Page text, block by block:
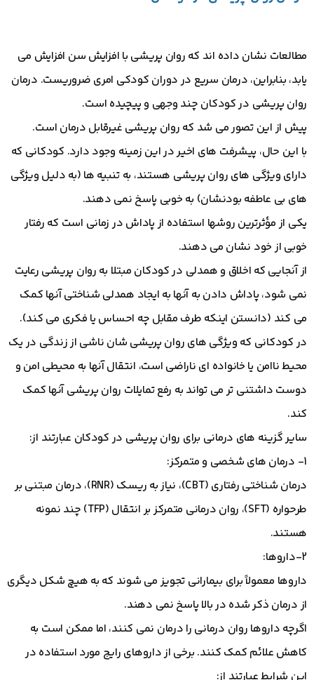
مطالعات نشان داده اند که روان پریشی با افزایش سن افزایش می
یابد، بنابراین، درمان سریع در دوران کودکی امری ضروریست. درمان
روان پریشی در کودکان چند وجهی و پیچیده است.
پیش از این تصور می شد که روان پریشی غیرقابل درمان است.
با این حال، پیشرفت های اخیر در این زمینه وجود دارد. کودکانی که
دارای ویژگی های روان پریشی هستند، به تنبیه ها (به دلیل ویژگی
های بی عاطفه بودنشان) به خوبی پاسخ نمی دهند.
یکی از مؤثرترین روشها استفاده از پاداش در زمانی است که رفتار
خوبی از خود نشان می دهند.
از آنجایی که اخلاق و همدلی در کودکان مبتلا به روان پریشی رعایت
نمی شود، پاداش دادن به آنها به ایجاد همدلی شناختی آنها کمک
می کند (دانستن اینکه طرف مقابل چه احساس یا فکری می کند).
در کودکانی که ویژگی های روان پریشی شان ناشی از زندگی در یک
محیط ناامن یا خانواده ای ناراضی است، انتقال آنها به محیطی امن و
دوست داشتنی تر می تواند به رفع تمایلات روان پریشی آنها کمک
کند.
سایر گزینه های درمانی برای روان پریشی در کودکان عبارتند از:
1- درمان های شخصی و متمرکز:
درمان شناختی رفتاری (CBT)، نیاز به ریسک (RNR)، درمان مبتنی بر
طرحواره (SFT)، روان درمانی متمرکز بر انتقال (TFP) چند نمونه
هستند.
2-داروها:
داروها معمولاً برای بیمارانی تجویز می شوند که به هیچ شکل دیگری
از درمان ذکر شده در بالا پاسخ نمی دهند.
اگرچه داروها روان درمانی را درمان نمی کنند، اما ممکن است به
کاهش علائم کمک کنند. برخی از داروهای رایج مورد استفاده در